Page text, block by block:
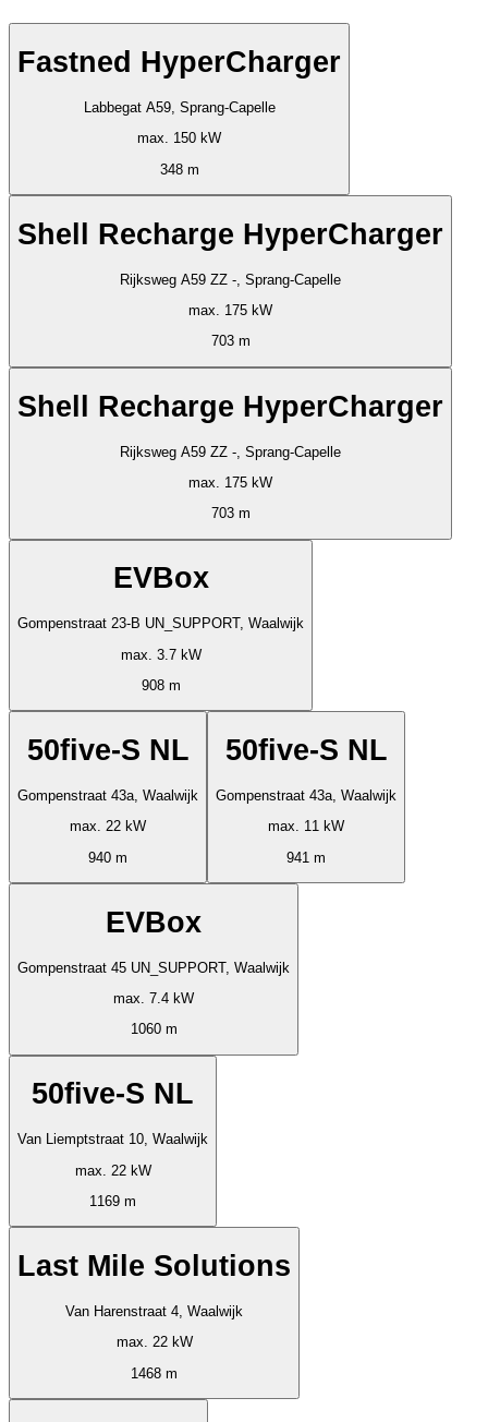
Fastned HyperCharger
Labbegat A59, Sprang-Capelle
max. 150 kW
348 m
Shell Recharge HyperCharger
Rijksweg A59 ZZ -, Sprang-Capelle
max. 175 kW
703 m
Shell Recharge HyperCharger
Rijksweg A59 ZZ -, Sprang-Capelle
max. 175 kW
703 m
EVBox
Gompenstraat 23-B UN_SUPPORT, Waalwijk
max. 3.7 kW
908 m
50five-S NL
Gompenstraat 43a, Waalwijk
max. 22 kW
940 m
50five-S NL
Gompenstraat 43a, Waalwijk
max. 11 kW
941 m
EVBox
Gompenstraat 45 UN_SUPPORT, Waalwijk
max. 7.4 kW
1060 m
50five-S NL
Van Liemptstraat 10, Waalwijk
max. 22 kW
1169 m
Last Mile Solutions
Van Harenstraat 4, Waalwijk
max. 22 kW
1468 m